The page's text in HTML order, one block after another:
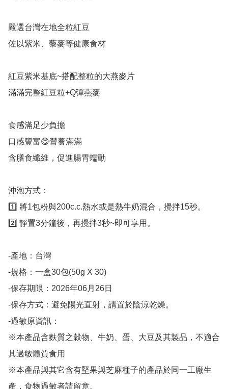
嚴選台灣在地全粒紅豆
佐以紫米、藜麥等健康食材
紅豆紫米基底~搭配整粒的大燕麥片
滿滿完整紅豆粒+Q彈燕麥
食感滿足少負擔
口感豐富😋營養滿滿
含膳食纖維，促進腸胃蠕動
沖泡方式：
1️⃣ 將1包粉與200c.c.熱水或是熱牛奶混合，攪拌15秒。
2️⃣ 靜置3分鐘後，再攪拌3秒~即可享用。
-產地：台灣
-規格：一盒30包(50g X 30)
-保存期限：2026年06月26日
-保存方式：避免陽光直射，請置於陰涼乾燥。
-過敏原資訊：
※本產品含麩質之穀物、牛奶、蛋、大豆及其製品，不適合
其過敏體質食用
※本產品與其它含有堅果與芝麻種子的產品於同一工廠生
產，食物過敏者請留意。